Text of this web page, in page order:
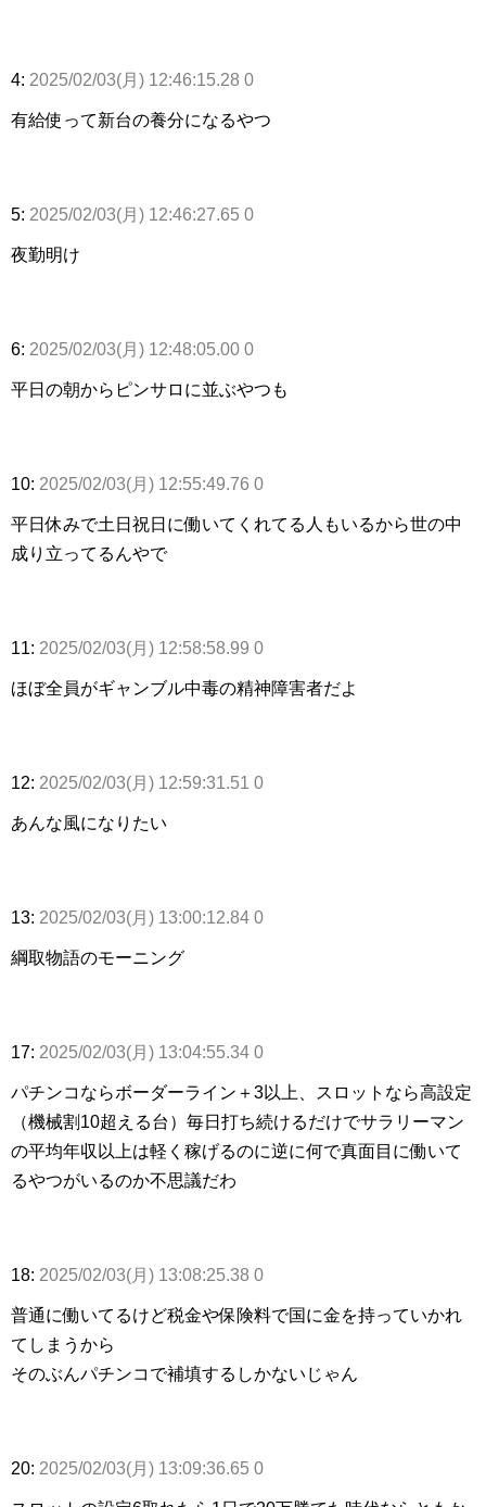
4: 2025/02/03(月) 12:46:15.28 0
有給使って新台の養分になるやつ
5: 2025/02/03(月) 12:46:27.65 0
夜勤明け
6: 2025/02/03(月) 12:48:05.00 0
平日の朝からピンサロに並ぶやつも
10: 2025/02/03(月) 12:55:49.76 0
平日休みで土日祝日に働いてくれてる人もいるから世の中
成り立ってるんやで
11: 2025/02/03(月) 12:58:58.99 0
ほぼ全員がギャンブル中毒の精神障害者だよ
12: 2025/02/03(月) 12:59:31.51 0
あんな風になりたい
13: 2025/02/03(月) 13:00:12.84 0
綱取物語のモーニング
17: 2025/02/03(月) 13:04:55.34 0
パチンコならボーダーライン＋3以上、スロットなら高設定
（機械割10超える台）毎日打ち続けるだけでサラリーマン
の平均年収以上は軽く稼げるのに逆に何で真面目に働いて
るやつがいるのか不思議だわ
18: 2025/02/03(月) 13:08:25.38 0
普通に働いてるけど税金や保険料で国に金を持っていかれ
てしまうから
そのぶんパチンコで補填するしかないじゃん
20: 2025/02/03(月) 13:09:36.65 0